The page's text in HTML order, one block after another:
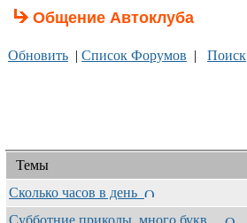
Общение Автоклуба
Обновить | Список Форумов | Поиск
Темы
Сколько часов в день
Субботние приколы, много букв...